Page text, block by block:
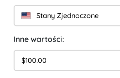
Stany Zjednoczone
Inne wartości:
$100.00